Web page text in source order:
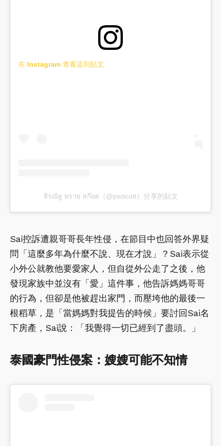
在 Instagram 查看這則貼文
สิรณัฐ ทราย สก๊อต（@psiscott）分享的貼文
Sai控訴遭親哥哥長年性侵，在節目中也回答外界疑
問「這麼多年為什麼不說、現在才說」？Sai表示從
小外公就教他要愛家人，但自從外公走了之後，他
發現家族中並沒有「愛」這件事，他告訴媽媽哥哥
的行為，但卻是他被趕出家門，而壓垮他的最後一
根稻草，是「當媽媽對我提告的時候」要討回Sai名
下房產，Sai說：「我覺得一切已經到了盡頭。」
泰國豪門性侵案：嫂嫂可能不知情